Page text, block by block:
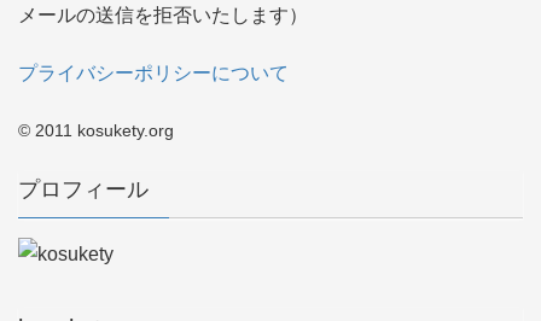
メールの送信を拒否いたします）
プライバシーポリシーについて
© 2011 kosukety.org
プロフィール